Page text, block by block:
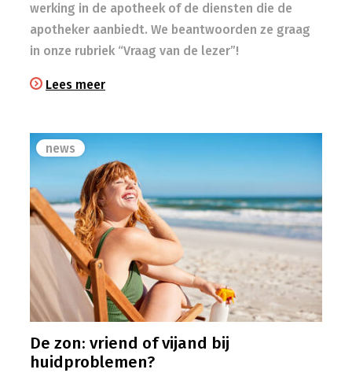
werking in de apotheek of de diensten die de
apotheker aanbiedt. We beantwoorden ze graag
in onze rubriek “Vraag van de lezer”!
Lees meer
news
De zon: vriend of vijand bij
huidproblemen?